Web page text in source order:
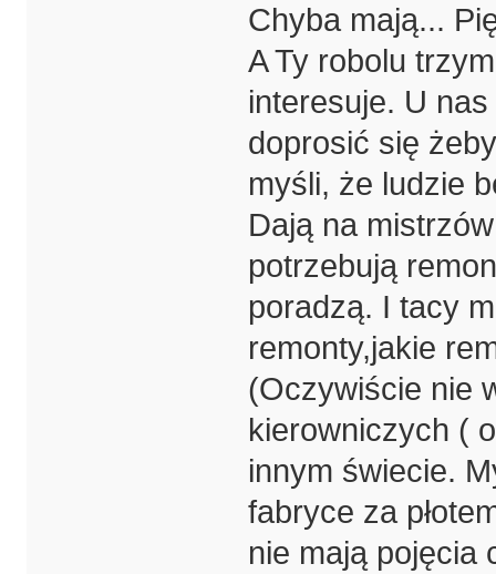
Chyba mają...
A Ty robolu
interesuje. U
doprosić się
myśli, że ludzie
Dają na
potrzebują
poradzą. I tacy
remonty,jakie
(Oczywiście nie
kierowniczych (
innym świecie.
fabryce za
nie mają pojęcia